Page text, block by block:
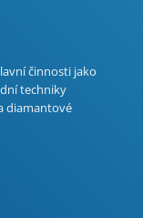
činnosti jako
techniky
diamantové